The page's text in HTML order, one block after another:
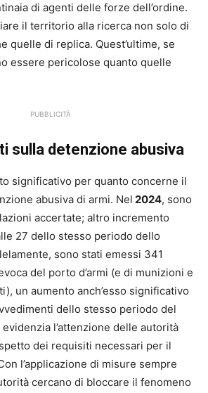
di agenti delle forze dell’ordine.
il territorio alla ricerca non solo di
quelle di replica. Quest’ultime, se
essere pericolose quanto quelle
PUBBLICITÀ
sulla detenzione abusiva
significativo per quanto concerne il
abusiva di armi. Nel 2024, sono
accertate; altro incremento
27 dello stesso periodo dello
sono stati emessi 341
del porto d’armi (e di munizioni e
un aumento anch’esso significativo
dello stesso periodo del
evidenzia l’attenzione delle autorità
dei requisiti necessari per il
l’applicazione di misure sempre
cercano di bloccare il fenomeno